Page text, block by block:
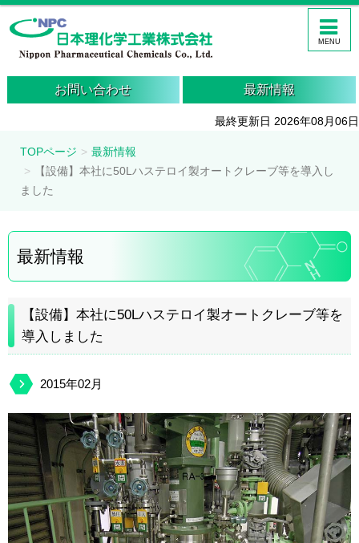
お問い合わせ 最新情報
最終更新日 2026年08月06日
TOPページ
最新情報
【設備】本社に50Lハステロイ製オートクレーブ等を導入し
ました
最新情報
【設備】本社に50Lハステロイ製オートクレーブ等を
導入しました
2015年02月
MENU